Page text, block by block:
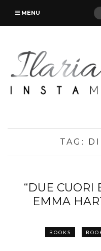
MENU
TAG:
“DUE CUORI
EMMA
BOOKS